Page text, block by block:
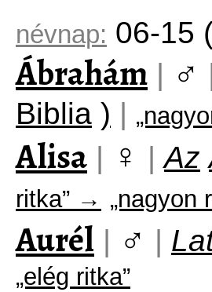
névnap: 06-15
Ábrahám | ♂
Biblia ) |
Alisa | ♀ | Az
ritka” → „nagyon
Aurél | ♂ |
„elég ritka”